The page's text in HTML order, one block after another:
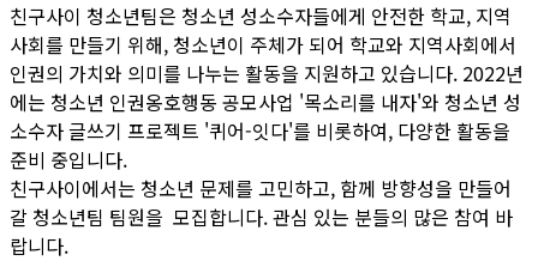
친구사이 청소년팀은 청소년 성소수자들에게 안전한 학교, 지역
사회를 만들기 위해, 청소년이 주체가 되어 학교와 지역사회에서
인권의 가치와 의미를 나누는 활동을 지원하고 있습니다. 2022년
에는 청소년 인권옹호행동 공모사업 '목소리를 내자'와 청소년 성
소수자 글쓰기 프로젝트 '퀴어-잇다'를 비롯하여, 다양한 활동을
준비 중입니다.
친구사이에서는 청소년 문제를 고민하고, 함께 방향성을 만들어
갈 청소년팀 팀원을 모집합니다. 관심 있는 분들의 많은 참여 바
랍니다.